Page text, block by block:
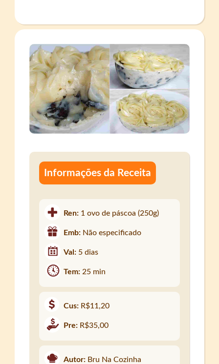
Informações da Receita
Ren: 1 ovo de páscoa (250g)
Emb: Não especificado
Val: 5 dias
Tem: 25 min
Cus: R$11,20
Pre: R$35,00
Autor: Bru Na Cozinha